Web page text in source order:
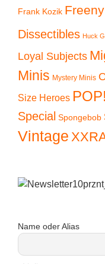
Frank Kozik Freeny
Dissectibles Huck
Loyal Subjects
Minis Mystery Minis
Size Heroes POP!
Special Spongebob
Vintage
Name oder Alias